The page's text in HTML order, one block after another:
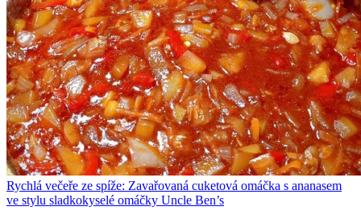
Rychlá večeře ze spíže: Zavařovaná cuketová omáčka s ananasem
ve stylu sladkokyselé omáčky Uncle Ben’s